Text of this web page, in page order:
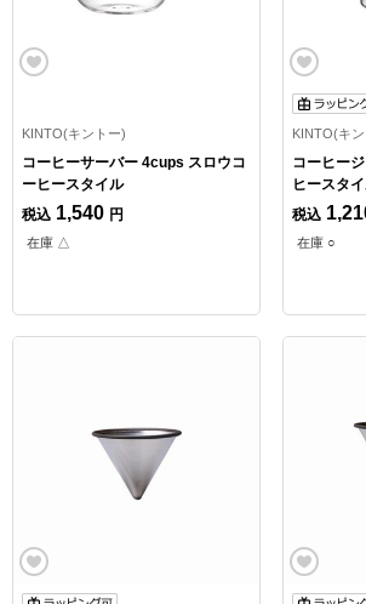
KINTO(キントー)
コーヒーサーバー 4cups スロウコ
ーヒースタイル
税込 1,540 円
在庫 △
KINTO(キ
コーヒー
ヒースタ
税込
在庫 ○